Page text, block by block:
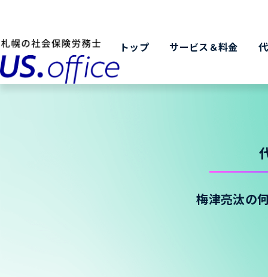
トップ サービス＆料金
梅津亮汰の